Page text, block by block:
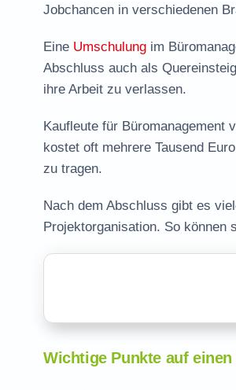
Jobchancen in verschiedenen
Eine Umschulung im
Abschluss auch als
ihre Arbeit zu verlassen.
Kaufleute für Büromanagement
kostet oft mehrere Tausend
zu tragen.
Nach dem Abschluss gibt es
Projektorganisation. So können
Wichtige Punkte auf